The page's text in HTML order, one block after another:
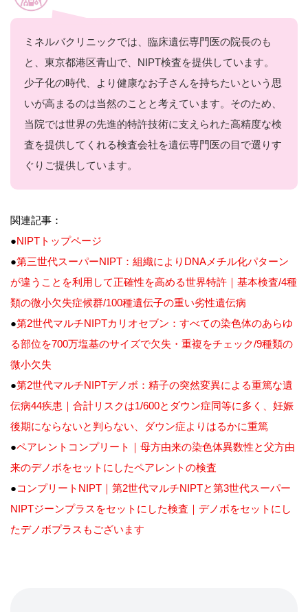
ミネルバクリニックでは、臨床遺伝専門医の院長のも
と、東京都港区青山で、NIPT検査を提供しています。
少子化の時代、より健康なお子さんを持ちたいという思
いが高まるのは当然のことと考えています。そのため、
当院では世界の先進的特許技術に支えられた高精度な検
査を提供してくれる検査会社を遺伝専門医の目で選りす
ぐりご提供しています。
関連記事：
●NIPTトップページ
●第三世代スーパーNIPT：組織によりDNAメチル化パターン
が違うことを利用して正確性を高める世界特許｜基本検査/4種
類の微小欠失症候群/100種遺伝子の重い劣性遺伝病
●第2世代マルチNIPTカリオセブン：すべての染色体のあらゆ
る部位を700万塩基のサイズで欠失・重複をチェック/9種類の
微小欠失
●第2世代マルチNIPTデノボ：精子の突然変異による重篤な遺
伝病44疾患｜合計リスクは1/600とダウン症同等に多く、妊娠
後期にならないと判らない、ダウン症よりはるかに重篤
●ペアレントコンプリート｜母方由来の染色体異数性と父方由
来のデノボをセットにしたペアレントの検査
●コンプリートNIPT｜第2世代マルチNIPTと第3世代スーパー
NIPTジーンプラスをセットにした検査｜デノボをセットにし
たデノボプラスもございます